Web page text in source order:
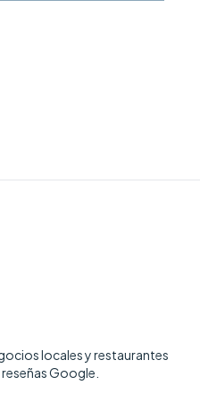
locales y restaurantes
Google.